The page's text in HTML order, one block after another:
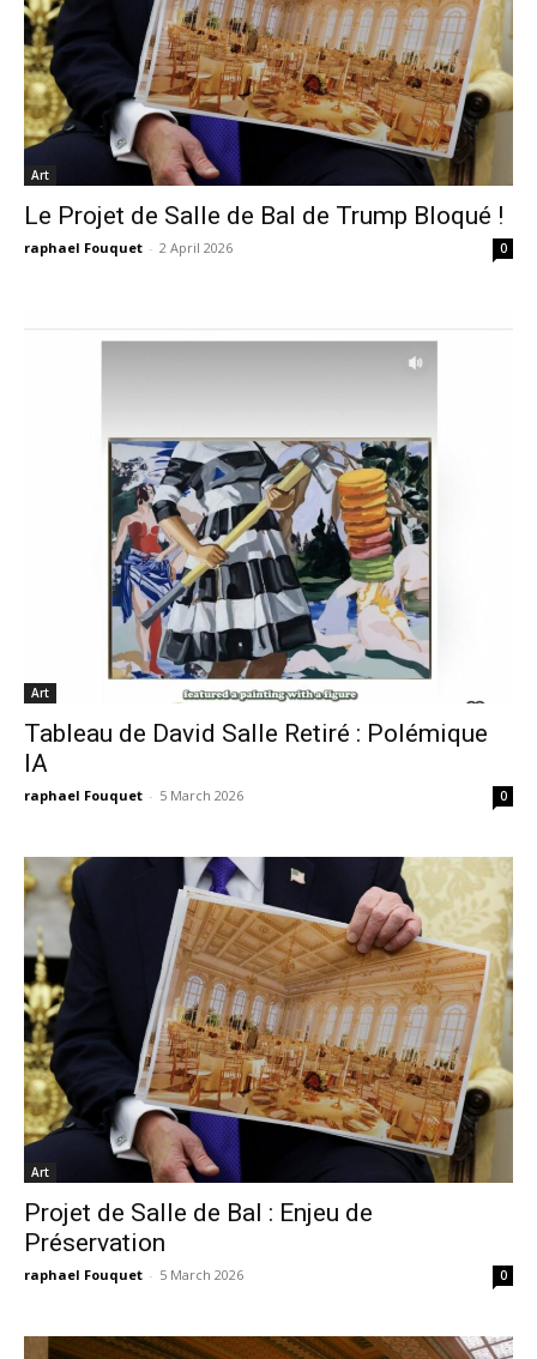
Art
Le Projet de Salle de Bal de Trump Bloqué !
raphael Fouquet - 2 April 2026 0
Art
Tableau de David Salle Retiré : Polémique
IA
raphael Fouquet - 5 March 2026 0
Art
Projet de Salle de Bal : Enjeu de
Préservation
raphael Fouquet - 5 March 2026 0